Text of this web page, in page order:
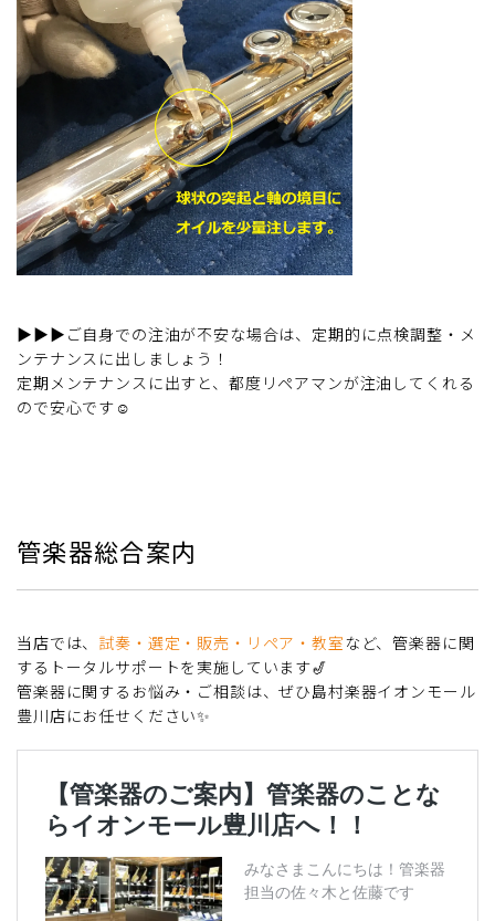
▶▶▶ご自身での注油が不安な場合は、定期的に点検調整・メ
ンテナンスに出しましょう！
定期メンテナンスに出すと、都度リペアマンが注油してくれる
ので安心です☺
管楽器総合案内
当店では、 試奏・選定・販売・リペア・教室など、管楽器に関
するトータルサポートを実施しています🎷
管楽器に関するお悩み・ご相談は、ぜひ島村楽器イオンモール
豊川店にお任せください✨